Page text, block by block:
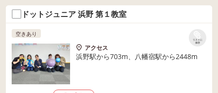
ドットジュニア 浜野 第１教室
リストに
保存
空きあり
アクセス
浜野駅から703m、八幡宿駅から2448m